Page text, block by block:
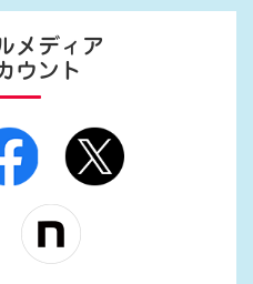
メディア
ウント